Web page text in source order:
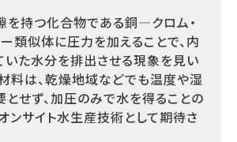
持つ化合物である銅—クロム・
類似体に圧力を加えることで、内
た水分を排出させる現象を見い
料は、乾燥地域などでも温度や湿
せず、加圧のみで水を得ることの
ンサイト水生産技術として期待さ